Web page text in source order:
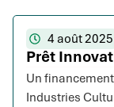
4 août 2025
Prêt
Un
Industries